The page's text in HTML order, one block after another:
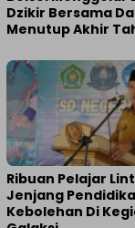
Dzikir Bersama
Menutup Akhir
Ribuan Pelajar
Jenjang
Kebolehan Di